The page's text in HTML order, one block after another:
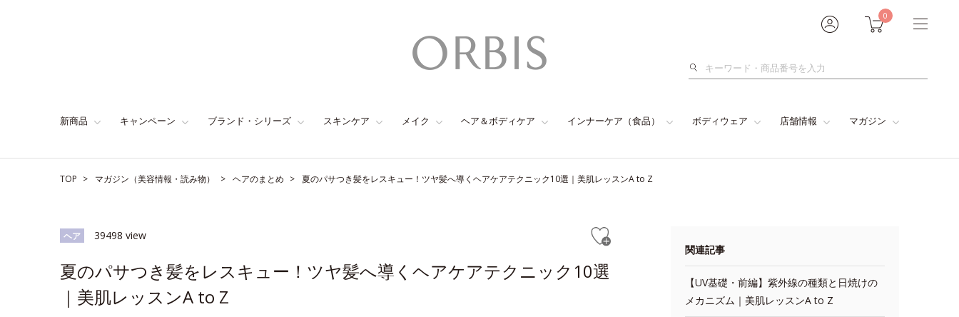
0
検
新商品 キャンペーン ブランド・シリーズ スキンケア メイク ヘア＆ボディケア インナーケア（食品） ボディウェア 店舗情報 マガジン
TOP マガジン（美容情報・読み物） ヘアのまとめ 夏のパサつき髪をレスキュー！ツヤ髪へ導くヘアケアテクニック10選｜美肌レッスンA to Z
ヘア 39498 view
夏のパサつき髪をレスキュー！ツヤ髪へ導くヘアケアテクニック10選
｜美肌レッスンA to Z
関連記事
【UV基礎・前編】紫外線の種類と日焼けの
メカニズム｜美肌レッスンA to Z